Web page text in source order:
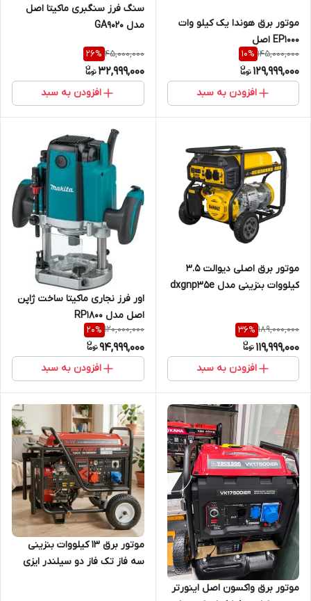
موتور برق هوندا یک کیلو وات
EP1000 اصل
145,000,000
10%
129,999,000
افزودن به سبد
سنگ فرز سنگبری ماکیتا اصل
مدل GA9020
45,000,000
26%
32,999,000
افزودن به سبد
موتور برق اصلی دیوالت ۳.۵
کیلووات بنزینی مدل dxgnp35e
189,000,000
36%
119,999,000
افزودن به سبد
اور فرز نجاری ماکیتا ساخت ژاپن
اصل مدل RP1800
120,000,000
20%
94,999,000
افزودن به سبد
موتور برق واکسون اصل اینورتر
موتور برق 13 کیلووات بنزینی
سه فاز تک فاز دو سیلندر ایزی